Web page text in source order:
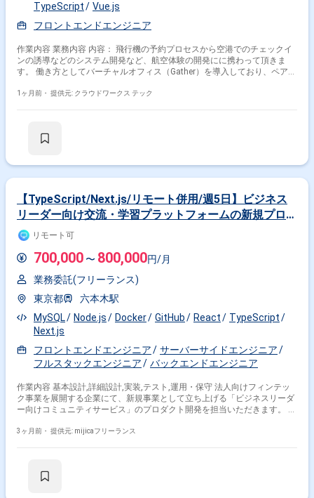
TypeScript
Vue.js
フロントエンドエンジニア
作業内容 業務内容 内容： 飛行機の予約プロセスから空港でのチェックイ
ンの誘導などのシステム開発など、航空体験の開発にに携わって頂きま
す。 働き方としてバーチャルオフィス（Gather）を導入しており、ペアプ
デザイナー、及びバックエンドエンジニアを巻き込んだUI/UXの設計 ・デ
グの設定 ・システムの保守運用 技術環境： ・言語：TypeScript、HTML、
ービス・プロダクト ■募集背景 増員のため募集中となります！ 大手航空会
社の開発プロジェクトを請け負う企業にて、フロントエンドエンジニアと
して参画して頂きます。
1ヶ月前・ 提供元: クラウドワークス テック
【TypeScript/Next.js/リモート併用/週5日】ビジネス
リーダー向け交流・学習プラットフォームの新規プロダ
クト開発支援
リモート可
700,000 〜 800,000円/月
業務委託(フリーランス)
東京都
六本木駅
MySQL
Node.js Docker GitHub React
TypeScript
Next.js
フロントエンドエンジニア
サーバーサイドエンジニア
フルスタックエンジニア
バックエンドエンジニア
作業内容 基本設計,詳細設計,実装,テスト,運用・保守 法人向けフィンテッ
ク事業を展開する企業にて、新規事業として立ち上げる「ビジネスリーダ
ー向けコミュニティサービス」のプロダクト開発を担当いただきます。 こ
共に学び合う場を提供するためのプラットフォームです。 少人数のチーム
最新のAIエージェントツールを駆使した効率的なエンジニアリングを推進
3ヶ月前・ 提供元: mijicaフリーランス